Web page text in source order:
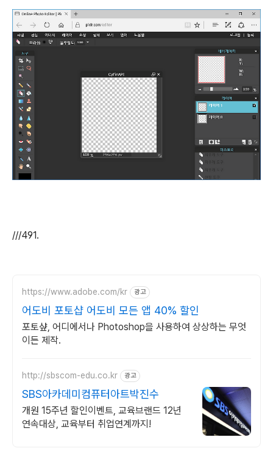
///491.
https://www.adobe.com/kr 광고
어도비 포토샵 어도비 모든 앱 40% 할인
포토샾, 어디에서나 Photoshop을 사용하여 상상하는 무엇
이든 제작.
http://sbscom-edu.co.kr 광고
SBS아카데미컴퓨터아트박진수
개원 15주년 할인이벤트, 교육브랜드 12년
연속대상, 교육부터 취업연계까지!